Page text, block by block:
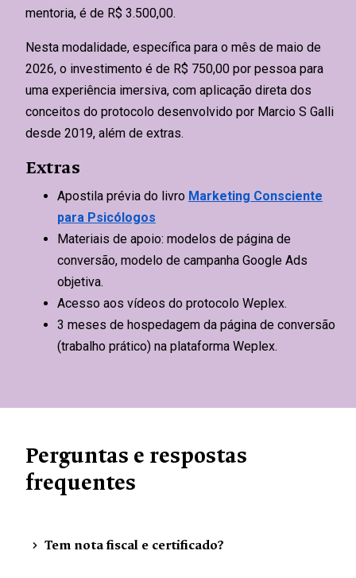
mentoria, é de R$ 3.500,00.
Nesta modalidade, específica para o mês de maio de
2026, o investimento é de R$ 750,00 por pessoa para
uma experiência imersiva, com aplicação direta dos
conceitos do protocolo desenvolvido por Marcio S Galli
desde 2019, além de extras.
Extras
Apostila prévia do livro Marketing Consciente
para Psicólogos
Materiais de apoio: modelos de página de
conversão, modelo de campanha Google Ads
objetiva.
Acesso aos vídeos do protocolo Weplex.
3 meses de hospedagem da página de conversão
(trabalho prático) na plataforma Weplex.
Perguntas e respostas
frequentes
Tem nota fiscal e certificado?